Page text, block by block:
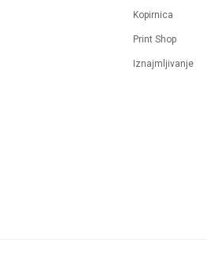
Kopirnica
Print Shop
Iznajmljivanje